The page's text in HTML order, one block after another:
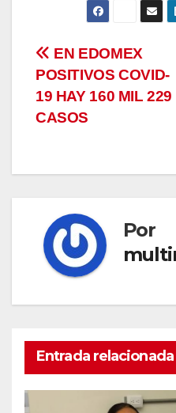
Navegación
de
entradas
EN EDOMEX
POSITIVOS COVID-
19 HAY 160 MIL 229
CASOS
Por
Entrada relacionada